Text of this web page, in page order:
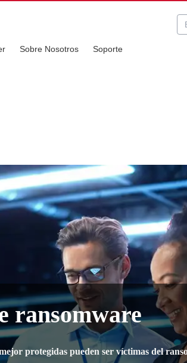
Sobre Nosotros Soporte
ransomware
protegidas pueden ser víctimas del